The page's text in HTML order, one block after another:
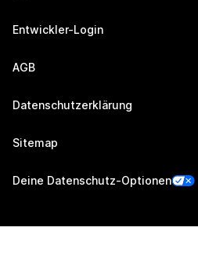
Entwickler-Login
AGB
Datenschutzerklärung
Sitemap
Deine Datenschutz-Optionen